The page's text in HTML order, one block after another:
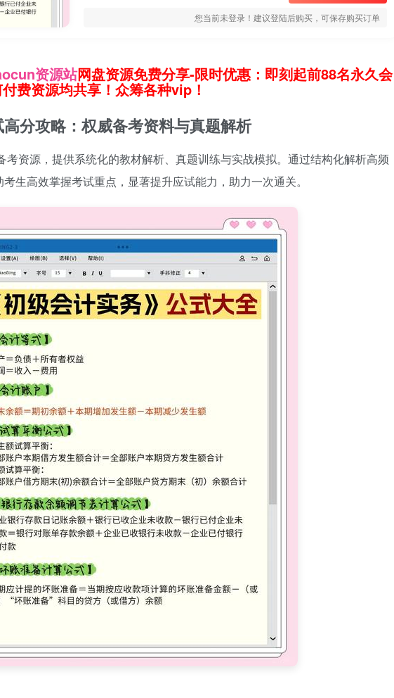
您当前未登录！建议登陆后购买，可保存购买订单
资源站网盘资源免费分享-限时优惠：即刻起前88名永久会
费资源均共享！众筹各种vip！
分攻略：权威备考资料与真题解析
考资源，提供系统化的教材解析、真题训练与实战模拟。通过结构化解析高频
生高效掌握考试重点，显著提升应试能力，助力一次通关。